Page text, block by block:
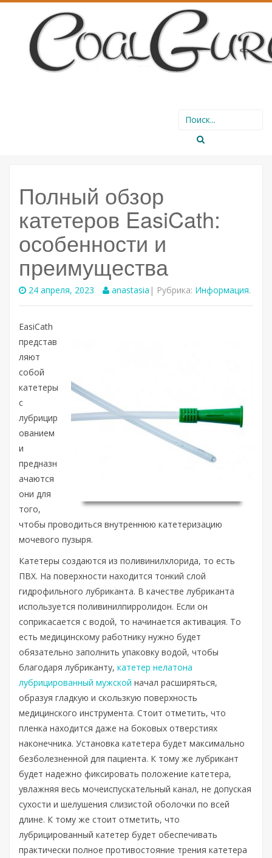
Search
for:
Полный обзор
катетеров EasiCath:
особенности и
преимущества
24 апреля, 2023 anastasia | Рубрика: Информация.
EasiCath
представ
ляют
собой
катетеры
с
лубрицир
ованием
и
предназн
ачаются
они для
того,
чтобы проводиться внутреннюю катетеризацию
мочевого пузыря.
Катетеры создаются из поливинилхлорида, то есть
ПВХ. На поверхности находится тонкий слой
гидрофильного лубриканта. В качестве лубриканта
используется поливинилпирролидон. Если он
соприкасается с водой, то начинается активация. То
есть медицинскому работнику нужно будет
обязательно заполнить упаковку водой, чтобы
благодаря лубриканту, катетер нелатона
лубрицированный мужской начал расширяться,
образуя гладкую и скользкую поверхность
медицинского инструмента. Стоит отметить, что
пленка находится даже на боковых отверстиях
наконечника. Установка катетера будет максимально
безболезненной для пациента. К тому же лубрикант
будет надежно фиксировать положение катетера,
увлажняя весь мочеиспускательный канал, не допуская
сухости и шелушения слизистой оболочки по всей
длине. К тому же стоит отметить, что
лубрицированный катетер будет обеспечивать
практически полное противостояние трения катетера